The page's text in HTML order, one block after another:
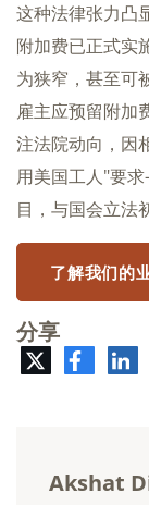
这种法律张力凸
附加费已正式实
为狭窄，甚至可
雇主应预留附加
注法院动向，
用美国工人"要
目，与国会立法
了解我们的
分享
特
脸
书
领
英
Akshat